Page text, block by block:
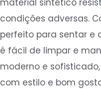
material sintético
condições adversas.
perfeito para sentar e
é fácil de limpar e
moderno e
com estilo e bom